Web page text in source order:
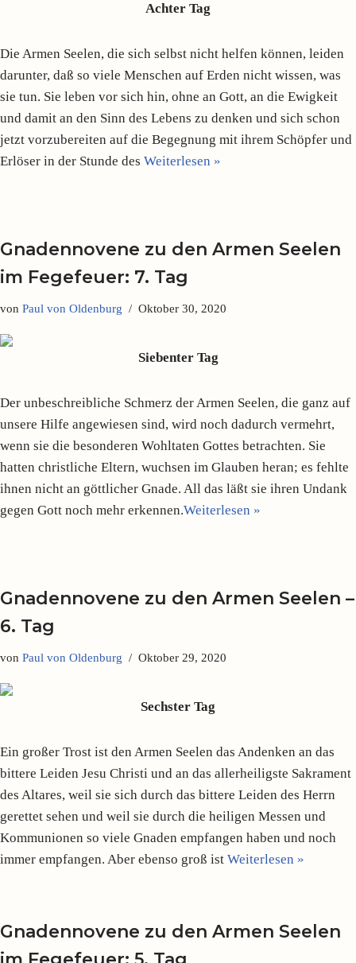
Achter Tag
Die Armen Seelen, die sich selbst nicht helfen können, leiden
darunter, daß so viele Menschen auf Erden nicht wissen, was
sie tun. Sie leben vor sich hin, ohne an Gott, an die Ewigkeit
und damit an den Sinn des Lebens zu denken und sich schon
jetzt vorzubereiten auf die Begegnung mit ihrem Schöpfer und
Erlöser in der Stunde des Weiterlesen »
Gnadennovene zu den Armen Seelen
im Fegefeuer: 7. Tag
von Paul von Oldenburg Oktober 30, 2020
Siebenter Tag
Der unbeschreibliche Schmerz der Armen Seelen, die ganz auf
unsere Hilfe angewiesen sind, wird noch dadurch vermehrt,
wenn sie die besonderen Wohltaten Gottes betrachten. Sie
hatten christliche Eltern, wuchsen im Glauben heran; es fehlte
ihnen nicht an göttlicher Gnade. All das läßt sie ihren Undank
gegen Gott noch mehr erkennen.Weiterlesen »
Gnadennovene zu den Armen Seelen –
6. Tag
von Paul von Oldenburg Oktober 29, 2020
Sechster Tag
Ein großer Trost ist den Armen Seelen das Andenken an das
bittere Leiden Jesu Christi und an das allerheiligste Sakrament
des Altares, weil sie sich durch das bittere Leiden des Herrn
gerettet sehen und weil sie durch die heiligen Messen und
Kommunionen so viele Gnaden empfangen haben und noch
immer empfangen. Aber ebenso groß ist Weiterlesen »
Gnadennovene zu den Armen Seelen